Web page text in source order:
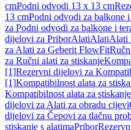
cmPodni odvodi 13 x 13 cm
13 cmPodni odvodi za balkone
za Podni odvodi za balkone i
dijelovi za PriborAlatiAlatiAlati
za Alati za Geberit FlowFit
za Ručni alati za stiskanje
[1]Rezervni dijelovi za
[1]Kompatibilnost alata za
Kompatibilnost alata za
dijelovi za Alati za obradu cijevi
dijelovi za Čepovi za tlačnu
stiskanje s alatimaPribor